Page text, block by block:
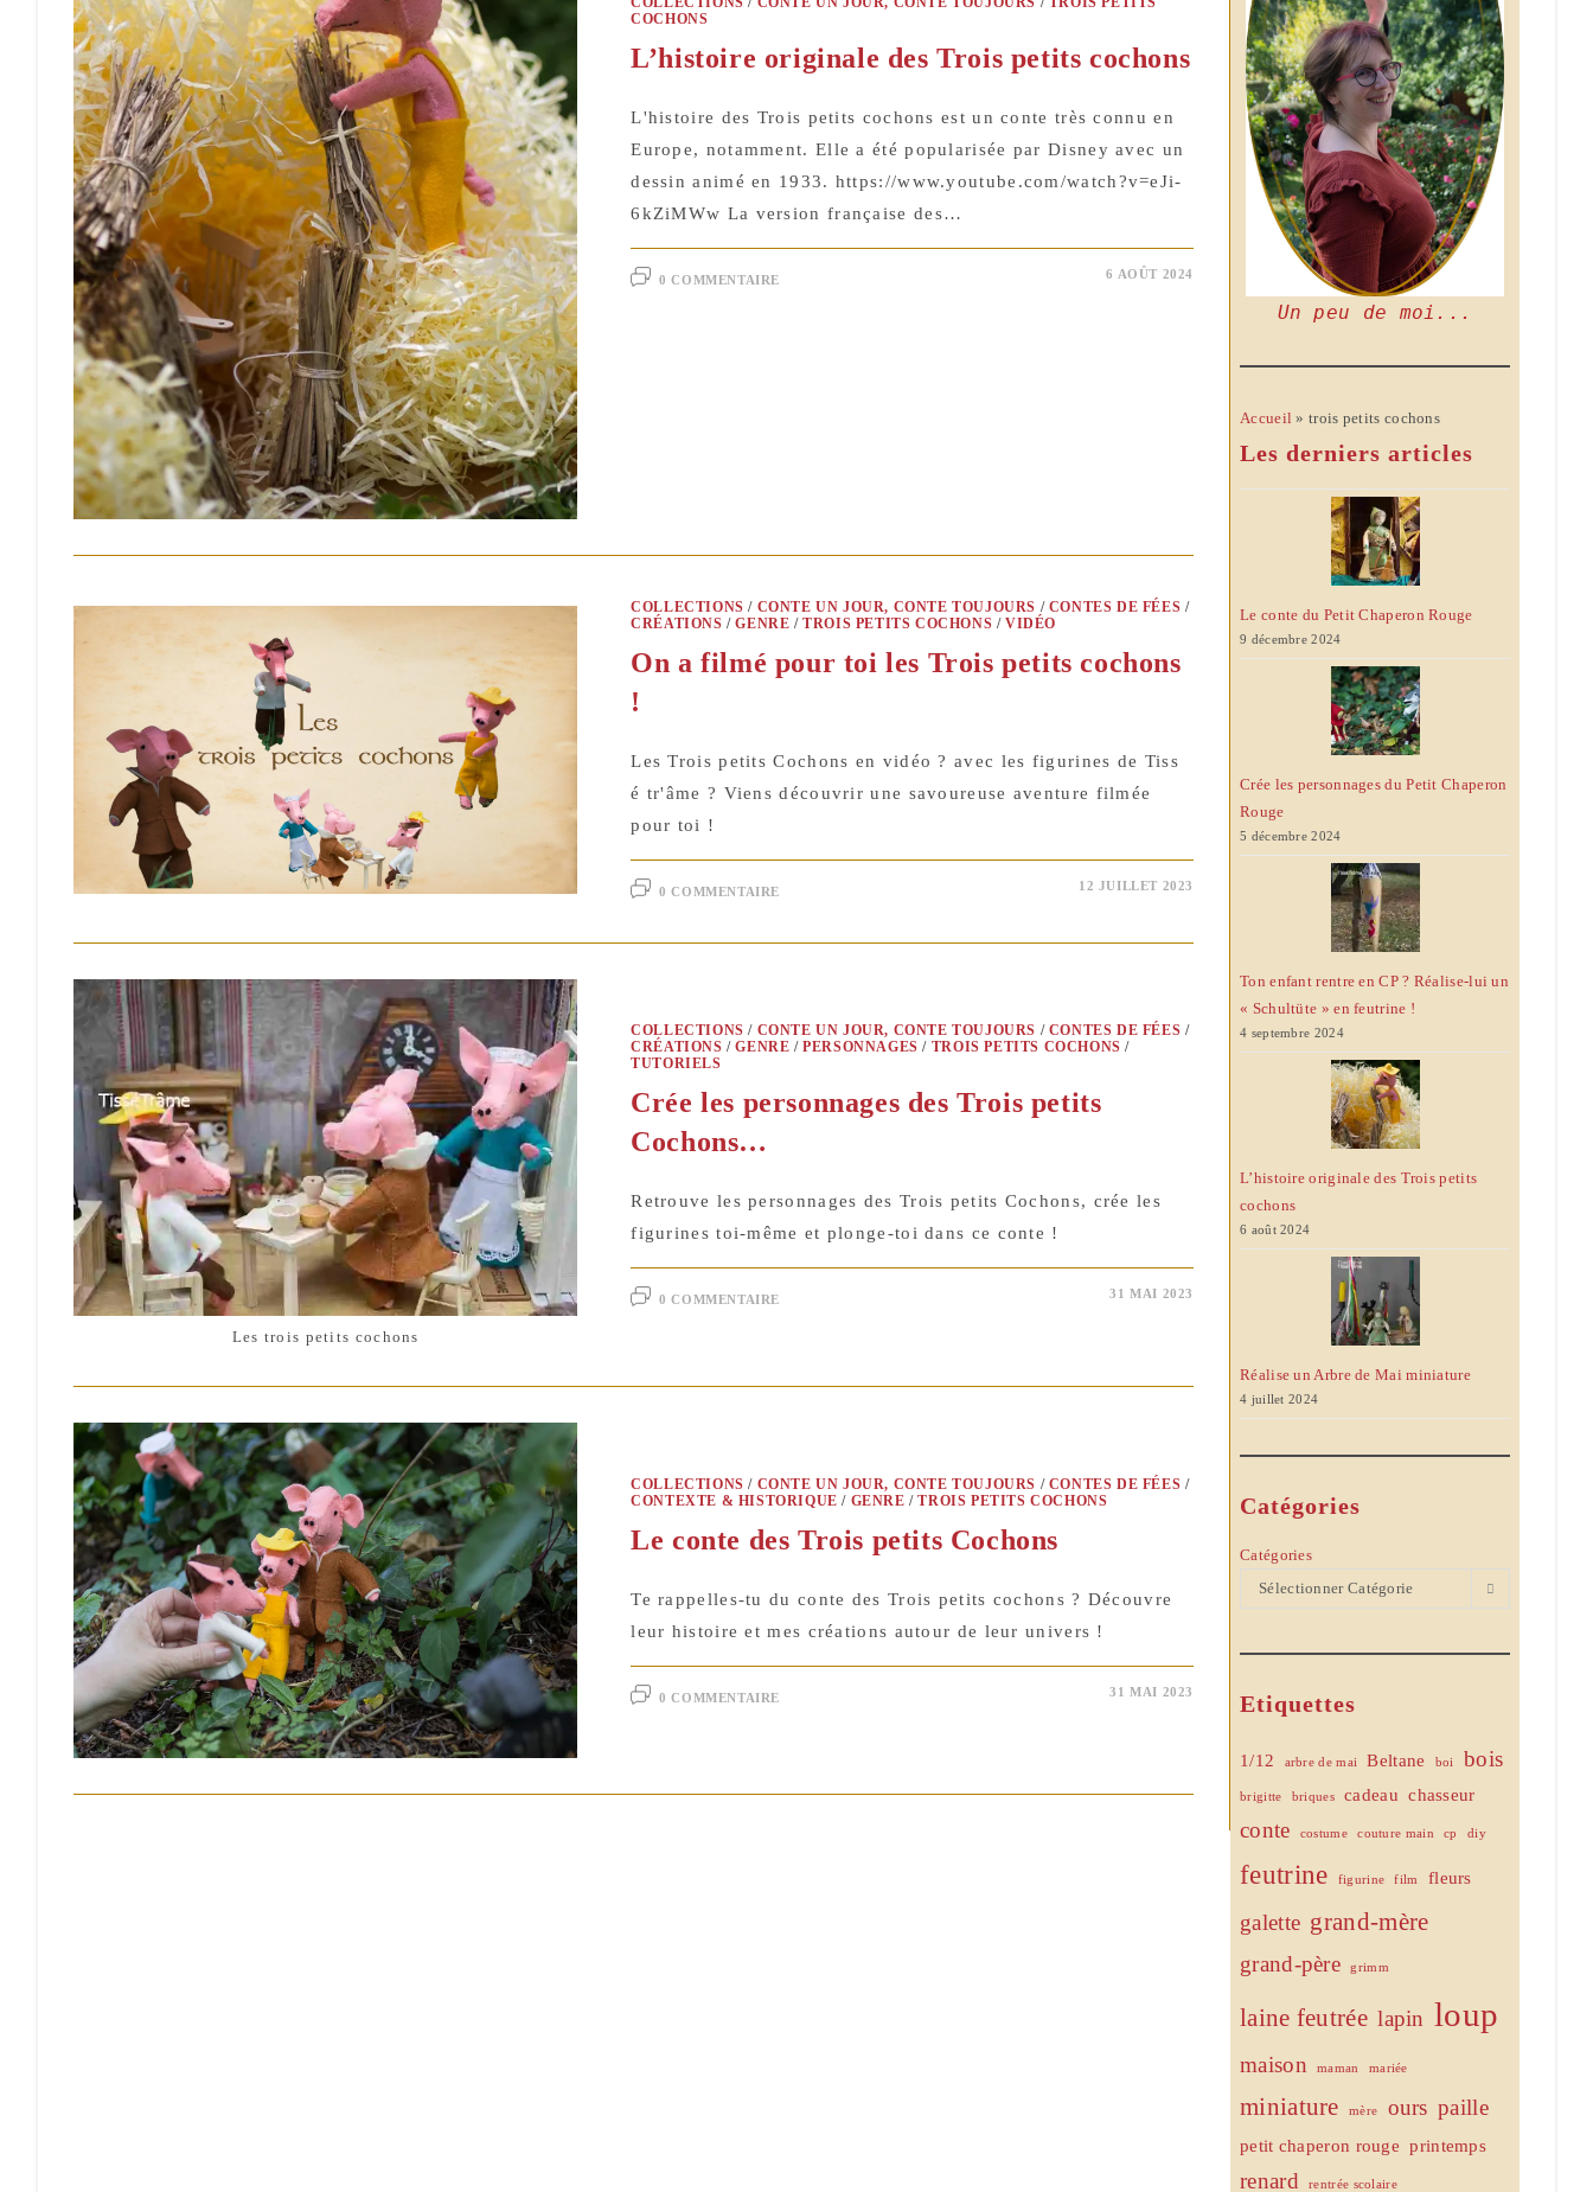
COCHONS
L’histoire originale des Trois petits cochons
L'histoire des Trois petits cochons est un conte très connu en
Europe, notamment. Elle a été popularisée par Disney avec un
dessin animé en 1933. https://www.youtube.com/watch?v=eJi-
6kZiMWw La version française des…
0 COMMENTAIRE 6 AOÛT 2024
COLLECTIONS / CONTE UN JOUR, CONTE TOUJOURS / CONTES DE FÉES /
CRÉATIONS /GENRE /TROIS PETITS COCHONS /VIDÉO
On a filmé pour toi les Trois petits cochons
!
Les Trois petits Cochons en vidéo ? avec les figurines de Tiss
é tr'âme ? Viens découvrir une savoureuse aventure filmée
pour toi !
0 COMMENTAIRE 12 JUILLET 2023
Les trois petits cochons
COLLECTIONS / CONTE UN JOUR, CONTE TOUJOURS / CONTES DE FÉES /
CRÉATIONS /GENRE /PERSONNAGES / TROIS PETITS COCHONS /
TUTORIELS
Crée les personnages des Trois petits
Cochons…
Retrouve les personnages des Trois petits Cochons, crée les
figurines toi-même et plonge-toi dans ce conte !
0 COMMENTAIRE 31 MAI 2023
COLLECTIONS / CONTE UN JOUR, CONTE TOUJOURS / CONTES DE FÉES /
CONTEXTE & HISTORIQUE / GENRE /TROIS PETITS COCHONS
Le conte des Trois petits Cochons
Te rappelles-tu du conte des Trois petits cochons ? Découvre
leur histoire et mes créations autour de leur univers !
0 COMMENTAIRE 31 MAI 2023
Un peu de moi...
Accueil »trois petits cochons
Les derniers articles
Le conte du Petit Chaperon Rouge
9 décembre 2024
Crée les personnages du Petit Chaperon
Rouge
5 décembre 2024
Ton enfant rentre en CP ? Réalise-lui un
« Schultüte » en feutrine !
4 septembre 2024
L’histoire originale des Trois petits
cochons
6 août 2024
Réalise un Arbre de Mai miniature
4 juillet 2024
Catégories
Catégories
Sélectionner Catégorie
Etiquettes
1/12 arbre de mai Beltane boi bois
brigitte briques cadeau chasseur
conte costume couture main cp diy
feutrine figurine film fleurs
galette grand-mère
grand-père grimm
laine feutrée lapin loup
maison maman mariée
miniature mère ours paille
petit chaperon rouge printemps
renard rentrée scolaire